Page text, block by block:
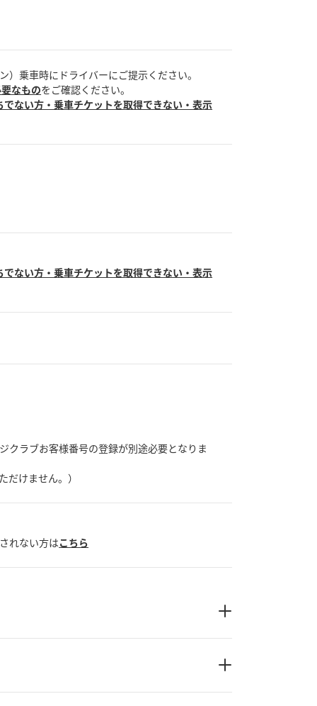
乗車時にドライバーにご提示ください。
なものをご確認ください。
ない方・乗車チケットを取得できない・表示
ない方・乗車チケットを取得できない・表示
クラブお客様番号の登録が別途必要となりま
だけません。）
れない方はこちら